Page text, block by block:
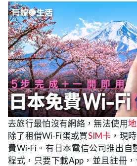
去旅行最怕沒有網絡，無法使用
除了租借Wi-Fi蛋或買SIM卡 ，現
費Wi-Fi。有日本電信公司推出自
程式，只要下載App，並且註冊